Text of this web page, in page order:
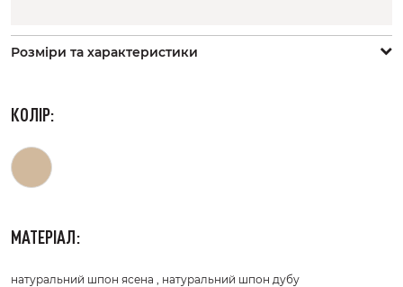
Розмiри та характеристики
КОЛІР:
МАТЕРІАЛ:
натуральний шпон ясена , натуральний шпон дубу